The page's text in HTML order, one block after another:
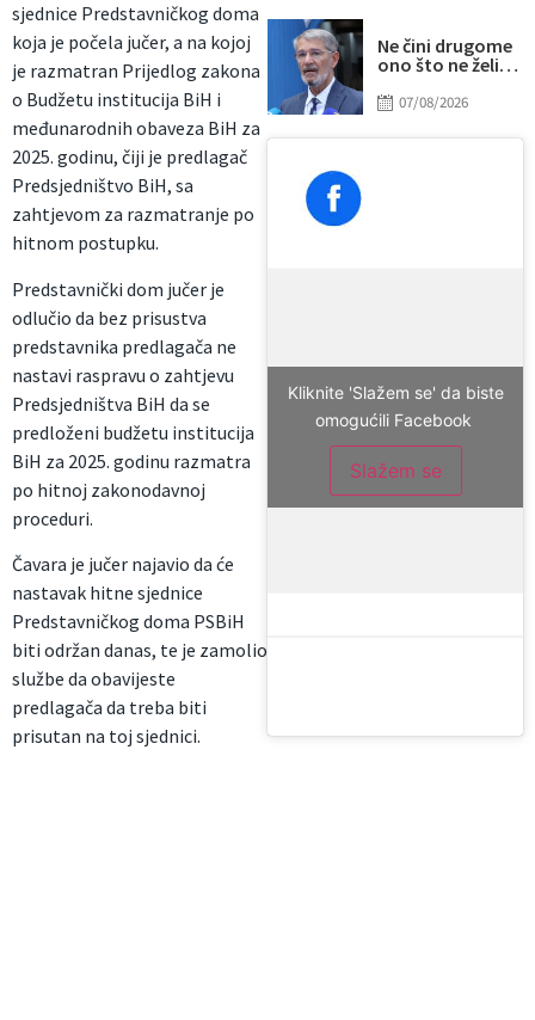
sjednice Predstavničkog doma
koja je počela jučer, a na kojoj
je razmatran Prijedlog zakona
o Budžetu institucija BiH i
međunarodnih obaveza BiH za
2025. godinu, čiji je predlagač
Predsjedništvo BiH, sa
zahtjevom za razmatranje po
hitnom postupku.
Predstavnički dom jučer je
odlučio da bez prisustva
predstavnika predlagača ne
nastavi raspravu o zahtjevu
Predsjedništva BiH da se
predloženi budžetu institucija
BiH za 2025. godinu razmatra
po hitnoj zakonodavnoj
proceduri.
Čavara je jučer najavio da će
nastavak hitne sjednice
Predstavničkog doma PSBiH
biti održan danas, te je zamolio
službe da obavijeste
predlagača da treba biti
prisutan na toj sjednici.
Ne čini drugome
ono što ne želiš
tebi07/08/2026
Kliknite 'Slažem se' da biste
omogućili Facebook
Slažem se